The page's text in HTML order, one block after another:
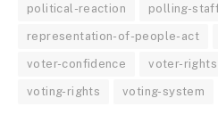
political-reaction polling-
representation-of-people-act
voter-confidence voter-rights
voting-rights voting-system